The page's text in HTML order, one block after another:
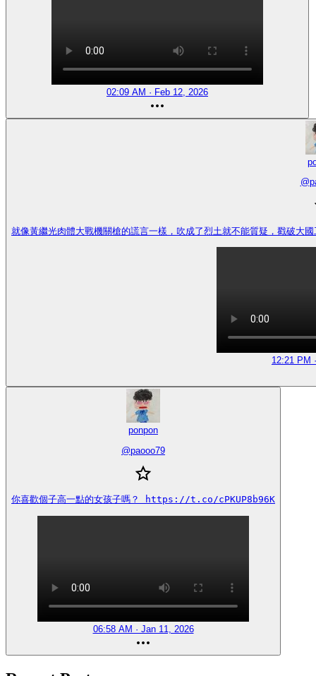
02:09 AM · Feb 12, 2026
@
就像黃繼光肉體大戰機關槍的謊言一樣，吹成了烈土就不能質疑，戳
12:21 PM
ponpon
@paooo79
你喜歡個子高一點的女孩子嗎？ https://t.co/cPKUP8b96K
06:58 AM · Jan 11, 2026